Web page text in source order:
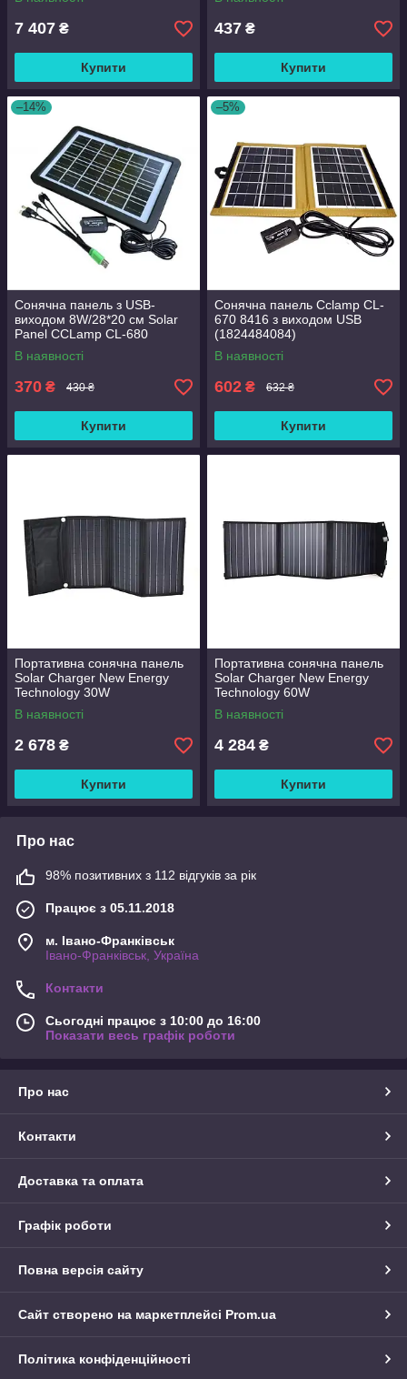
7 407 ₴
Купити
437 ₴
Купити
–14%
Сонячна панель з USB-
виходом 8W/28*20 см Solar
Panel CCLamp CL-680
В наявності
370 ₴ 430 ₴
Купити
–5%
Сонячна панель Cclamp CL-
670 8416 з виходом USB
(1824484084)
В наявності
602 ₴ 632 ₴
Купити
Портативна сонячна панель
Solar Charger New Energy
Technology 30W
В наявності
2 678 ₴
Купити
Портативна сонячна панель
Solar Charger New Energy
Technology 60W
В наявності
4 284 ₴
Купити
Про нас
98% позитивних з 112 відгуків за рік
Працює з 05.11.2018
м. Івано-Франківськ
Івано-Франківськ, Україна
Контакти
Сьогодні працює з 10:00 до 16:00
Показати весь графік роботи
Про нас
Контакти
Доставка та оплата
Графік роботи
Повна версія сайту
Сайт створено на маркетплейсі Prom.ua
Політика конфіденційності